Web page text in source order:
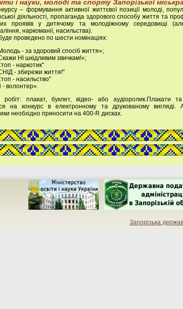
і науки, молоді та спорту Запорізької
– формування активної життєвої позиції молоді,
діяльності, пропаганда здорового способу життя та
проявів у дитячому та молодіжному середовищі
наркоманії, насильства).
проведено по шести номінаціях:
- за здоровий спосіб життя»;
НІ шкідливим звичкам!»;
- наркотик"
- збережи життя!"
- насильство"
- волонтер».
плакат, буклет, відео- або аудіоролик.Плакати
на конкурс в електронному та друкованому вигляді.
необхідно приносити на 400-R дисках.
Запорізька